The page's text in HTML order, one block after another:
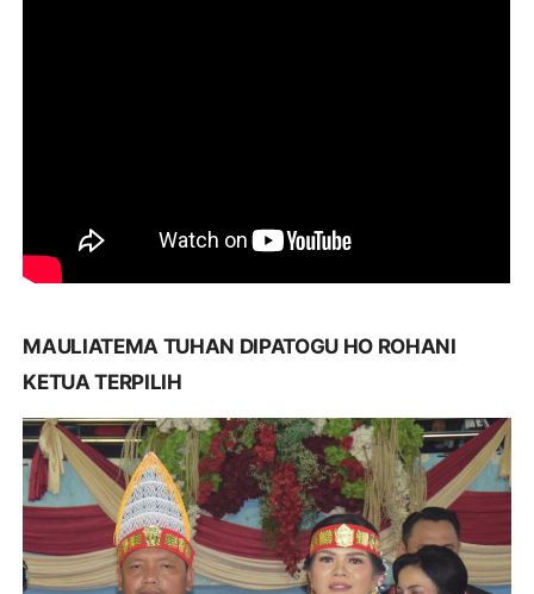
MAULIATEMA TUHAN DIPATOGU HO ROHANI
KETUA TERPILIH